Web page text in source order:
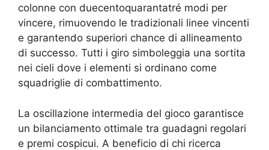
colonne con duecentoquarantatré modi per
vincere, rimuovendo le tradizionali linee vincenti
e garantendo superiori chance di allineamento
di successo. Tutti i giro simboleggia una sortita
nei cieli dove i elementi si ordinano come
squadriglie di combattimento.
La oscillazione intermedia del gioco garantisce
un bilanciamento ottimale tra guadagni regolari
e premi cospicui. A beneficio di chi ricerca